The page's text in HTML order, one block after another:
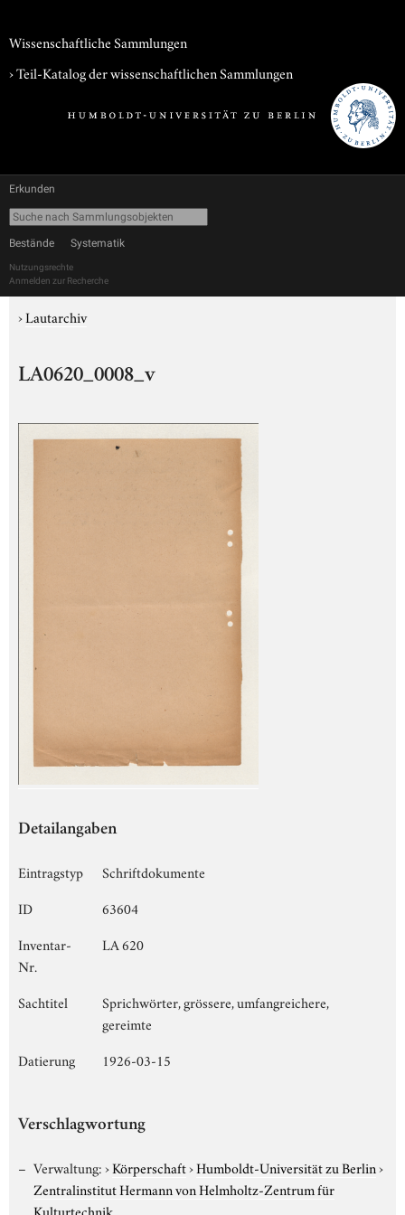
Wissenschaftliche Sammlungen
› Teil-Katalog der wissenschaftlichen Sammlungen
Erkunden
Bestände Systematik
Nutzungsrechte
Anmelden zur Recherche
›Lautarchiv
LA0620_0008_v
Detailangaben
Eintragstyp
Schriftdokumente
ID
63604
Inventar-
Nr.
LA 620
Sachtitel
Sprichwörter, grössere, umfangreichere,
gereimte
Datierung
1926-03-15
Verschlagwortung
Verwaltung:›Körperschaft›Humboldt-Universität zu Berlin›
Zentralinstitut Hermann von Helmholtz-Zentrum für
Kulturtechnik